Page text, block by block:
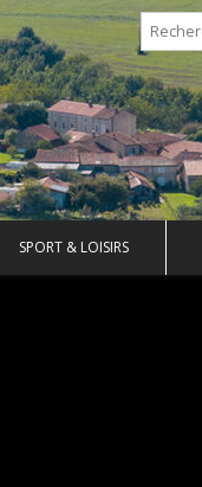
SPORT & LOISIRS